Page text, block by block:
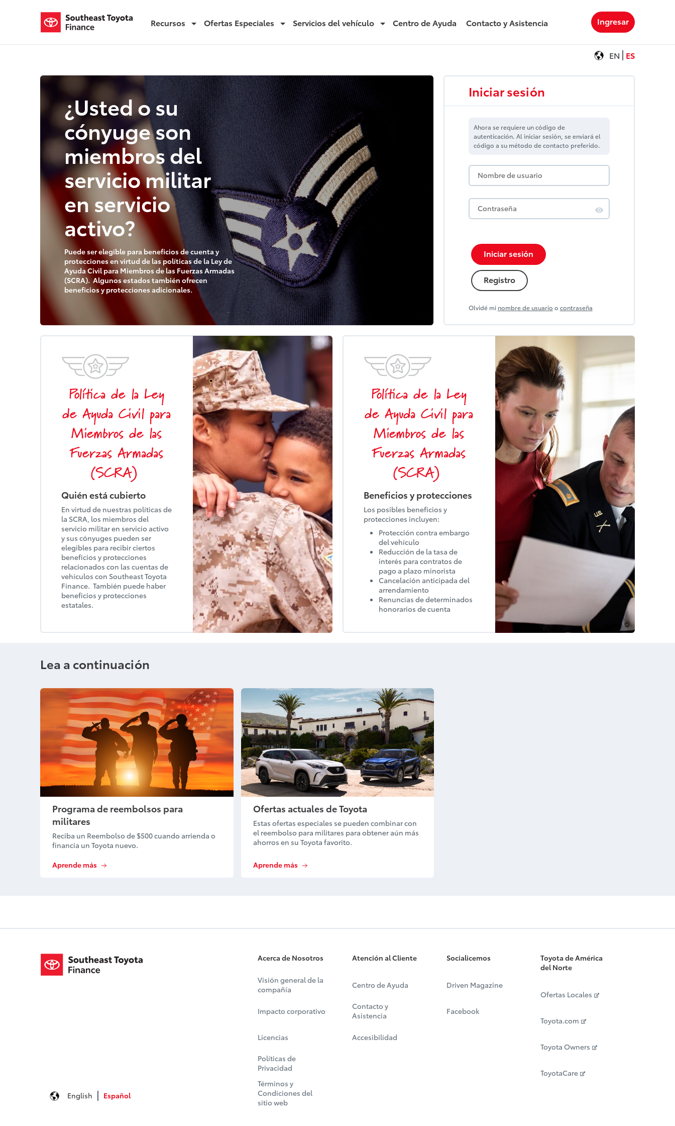
SCRA Recursos Ofertas Especiales Servicios del vehículo Centro de Ayuda Contacto y Asistencia Ingresar
EN ES
SCRA
¿Usted o su
cónyuge son
miembros del
servicio militar
en servicio
activo?
Puede ser elegible para beneficios de cuenta y
protecciones en virtud de las políticas de la Ley de
Ayuda Civil para Miembros de las Fuerzas Armadas
(SCRA). Algunos estados también ofrecen
beneficios y protecciones adicionales.
Iniciar sesión
Ahora se requiere un código de
autenticación. Al iniciar sesión, se enviará el
código a su método de contacto preferido.
Nombre de usuario
Contraseña
Iniciar sesión
Registro
Olvidé mi nombre de usuario o contraseña
Política de la Ley
de Ayuda Civil para
Miembros de las
Fuerzas Armadas
(SCRA)
Quién está cubierto
En virtud de nuestras políticas de
la SCRA, los miembros del
servicio militar en servicio activo
y sus cónyuges pueden ser
elegibles para recibir ciertos
beneficios y protecciones
relacionados con las cuentas de
vehículos con Southeast Toyota
Finance. También puede haber
beneficios y protecciones
estatales.
Política de la Ley
de Ayuda Civil para
Miembros de las
Fuerzas Armadas
(SCRA)
Beneficios y protecciones
Los posibles beneficios y
protecciones incluyen:
Protección contra embargo
del vehículo
Reducción de la tasa de
interés para contratos de
pago a plazo minorista
Cancelación anticipada del
arrendamiento
Renuncias de determinados
honorarios de cuenta
Lea a continuación
Programa de reembolsos para
militares
Reciba un Reembolso de $500 cuando arrienda o
financia un Toyota nuevo.
Aprende más
Ofertas actuales de Toyota
Estas ofertas especiales se pueden combinar con
el reembolso para militares para obtener aún más
ahorros en su Toyota favorito.
Aprende más
English Español
Acerca de Nosotros
Visión general de la
compañía
Impacto corporativo
Licencias
Políticas de
Privacidad
Términos y
Condiciones del
sitio web
Atención al Cliente
Centro de Ayuda
Contacto y
Asistencia
Accesibilidad
Socialicemos
Driven Magazine
Facebook
Toyota de América
del Norte
Ofertas Locales
Toyota.com
Toyota Owners
ToyotaCare